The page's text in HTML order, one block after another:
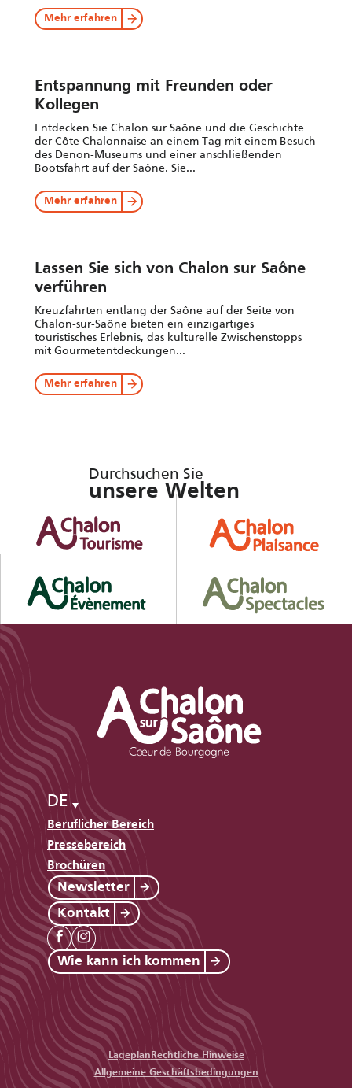
Mehr erfahren
Entspannung mit Freunden oder
Kollegen
Entdecken Sie Chalon sur Saône und die Geschichte
der Côte Chalonnaise an einem Tag mit einem Besuch
des Denon-Museums und einer anschließenden
Bootsfahrt auf der Saône. Sie...
Mehr erfahren
Lassen Sie sich von Chalon sur Saône
verführen
Kreuzfahrten entlang der Saône auf der Seite von
Chalon-sur-Saône bieten ein einzigartiges
touristisches Erlebnis, das kulturelle Zwischenstopps
mit Gourmetentdeckungen...
Mehr erfahren
Durchsuchen Sie
unsere Welten
DE
Beruflicher Bereich
Pressebereich
Brochüren
Newsletter
Kontakt
Wie kann ich kommen
Lageplan Rechtliche Hinweise
Allgemeine Geschäftsbedingungen